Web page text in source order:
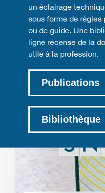
un éclairage
sous forme de règles
ou de guide. Une
ligne recense de la
utile à la profession.
Publications
Bibliothèque